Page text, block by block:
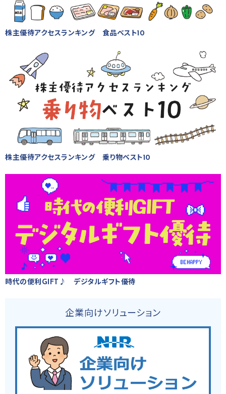
株主優待アクセスランキング 食品ベスト10
株主優待アクセスランキング 乗り物ベスト10
時代の便利GIFT♪ デジタルギフト優待
企業向けソリューション